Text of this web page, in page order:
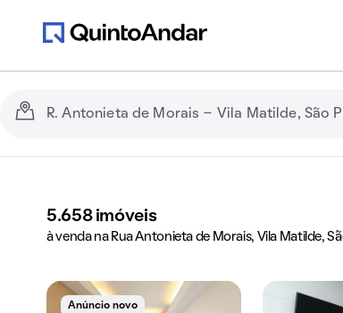
5.658 imóveis
à venda na Rua Antonieta de Morais, Vila Matilde,
Anúncio novo